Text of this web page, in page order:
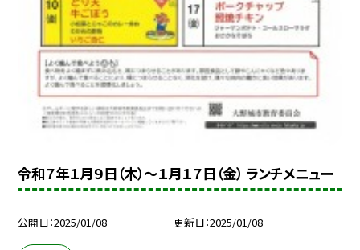
令和７年１月９日（木）～１月１７日（金） ランチメニュー
公開日 2025/01/08 更新日 2025/01/08